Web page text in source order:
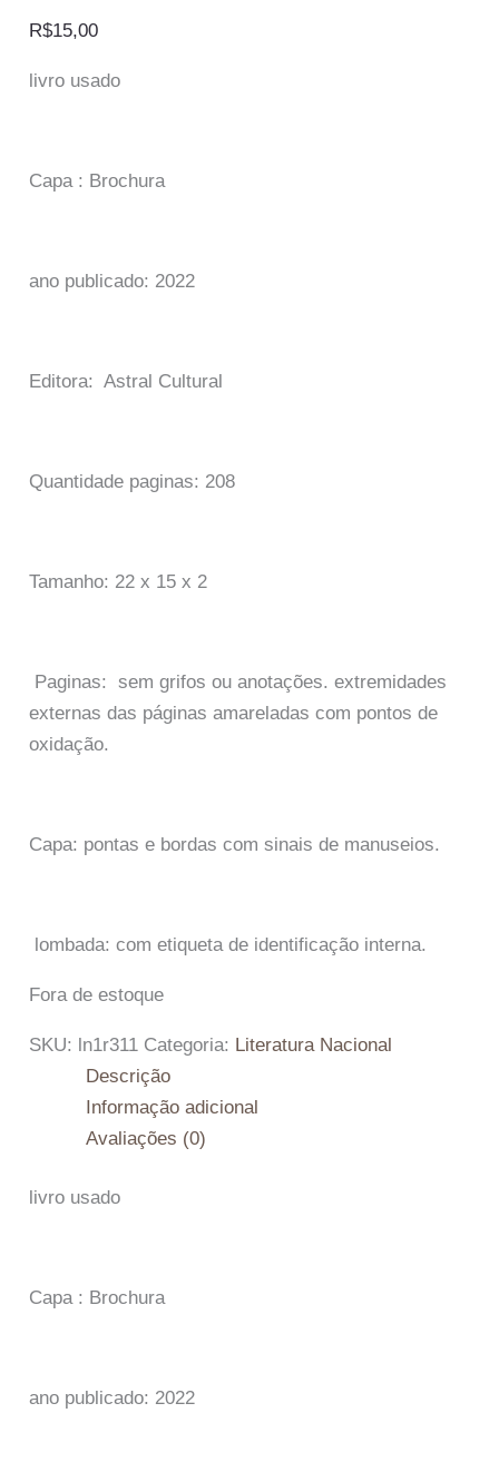
R$15,00
livro usado
Capa : Brochura
ano publicado: 2022
Editora: Astral Cultural
Quantidade paginas: 208
Tamanho: 22 x 15 x 2
Paginas: sem grifos ou anotações. extremidades
externas das páginas amareladas com pontos de
oxidação.
Capa: pontas e bordas com sinais de manuseios.
lombada: com etiqueta de identificação interna.
Fora de estoque
SKU: ln1r311 Categoria: Literatura Nacional
Descrição
Informação adicional
Avaliações (0)
livro usado
Capa : Brochura
ano publicado: 2022